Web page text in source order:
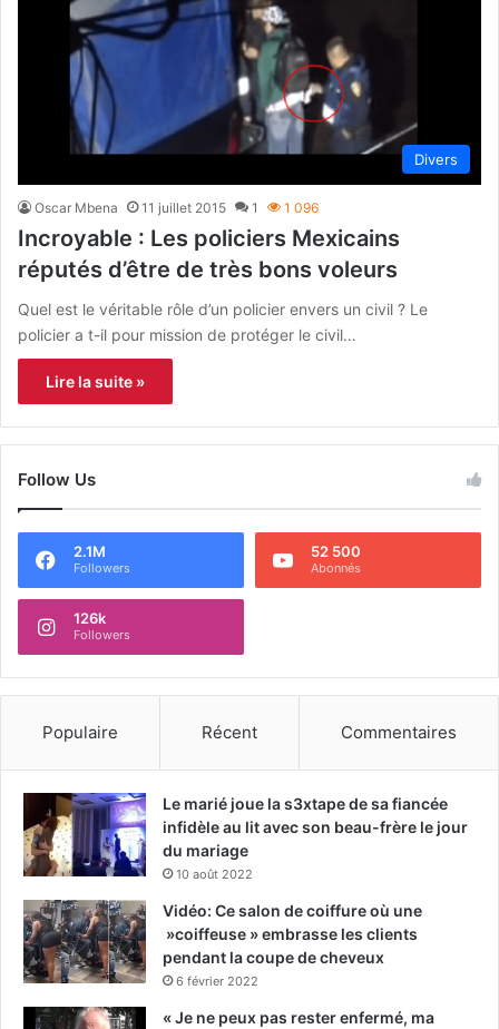
Divers
Oscar Mbena 11 juillet 2015 1 1 096
Incroyable : Les policiers Mexicains
réputés d’être de très bons voleurs
Quel est le véritable rôle d’un policier envers un civil ? Le
policier a t-il pour mission de protéger le civil…
Lire la suite »
Follow Us
2.1M
Followers
52 500
Abonnés
126k
Followers
Populaire Récent Commentaires
Le marié joue la s3xtape de sa fiancée
infidèle au lit avec son beau-frère le jour
du mariage
10 août 2022
Vidéo: Ce salon de coiffure où une
»coiffeuse » embrasse les clients
pendant la coupe de cheveux
6 février 2022
« Je ne peux pas rester enfermé, ma